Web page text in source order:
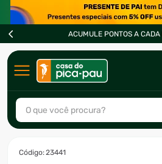
ACUMULE PONTOS A CADA
O que você procura?
:23441